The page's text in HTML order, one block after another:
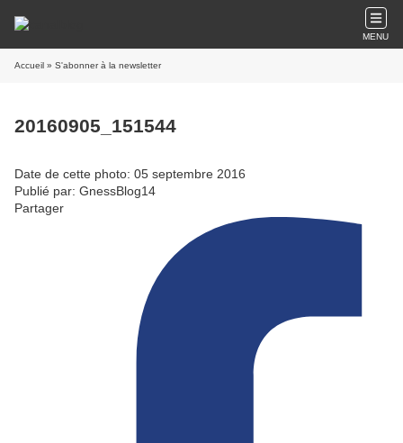
MENU
Accueil » S'abonner à la newsletter
20160905_151544
Date de cette photo: 05 septembre 2016
Publié par: GnessBlog14
Partager